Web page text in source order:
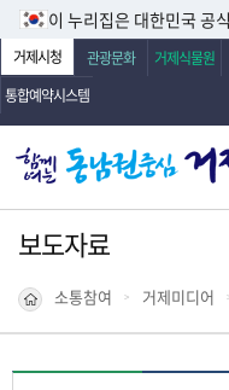
이 누리집은 대한민국 공
거제시청 관광문화 거제식물원
통합예약시스템
보도자료
소통참여 거제미디어